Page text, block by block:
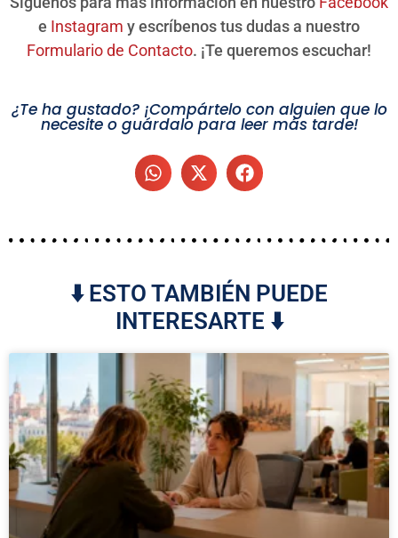
e Instagram y escríbenos tus dudas a nuestro
Formulario de Contacto. ¡Te queremos escuchar!
¿Te ha gustado? ¡Compártelo con alguien que lo
necesite o guárdalo para leer más tarde!
⬇️ ESTO TAMBIÉN PUEDE
INTERESARTE ⬇️